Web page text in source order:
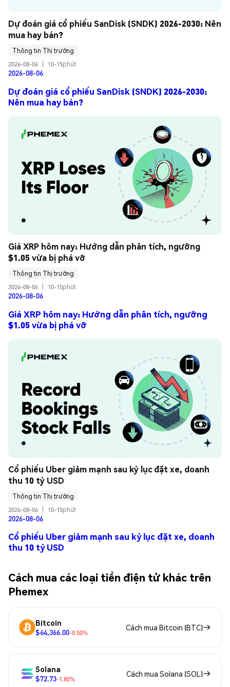
Dự đoán giá cổ phiếu SanDisk (SNDK) 2026-2030: Nên
mua hay bán?
Thông tin Thị trường
2026-08-06
10-15phút
2026-08-06
Dự đoán giá cổ phiếu SanDisk (SNDK) 2026-2030:
Nên mua hay bán?
Giá XRP hôm nay: Hướng dẫn phân tích, ngưỡng
$1.05 vừa bị phá vỡ
Thông tin Thị trường
2026-08-06
10-15phút
2026-08-06
Giá XRP hôm nay: Hướng dẫn phân tích, ngưỡng
$1.05 vừa bị phá vỡ
Cổ phiếu Uber giảm mạnh sau kỷ lục đặt xe, doanh
thu 10 tỷ USD
Thông tin Thị trường
2026-08-06
10-15phút
2026-08-06
Cổ phiếu Uber giảm mạnh sau kỷ lục đặt xe, doanh
thu 10 tỷ USD
Cách mua các loại tiền điện tử khác trên
Phemex
Bitcoin
$64,366.00-0.50%
Cách mua Bitcoin (BTC)
Solana
$72.73-1.80%
Cách mua Solana (SOL)